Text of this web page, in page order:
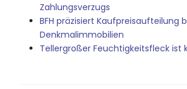
Zahlungsverzugs
BFH präzisiert Kaufpreisaufteilung
Denkmalimmobilien
Tellergroßer Feuchtigkeitsfleck ist